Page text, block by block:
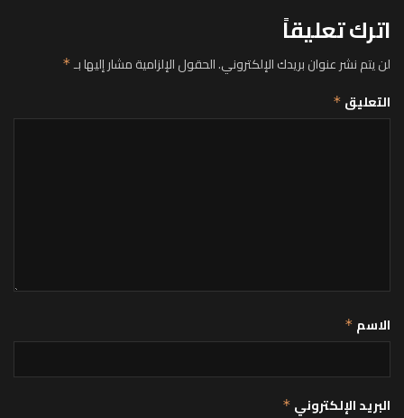
اترك تعليقاً
لن يتم نشر عنوان بريدك الإلكتروني.الحقول الإلزامية مشار إليها بـ*
التعليق *
الاسم *
البريد الإلكتروني *